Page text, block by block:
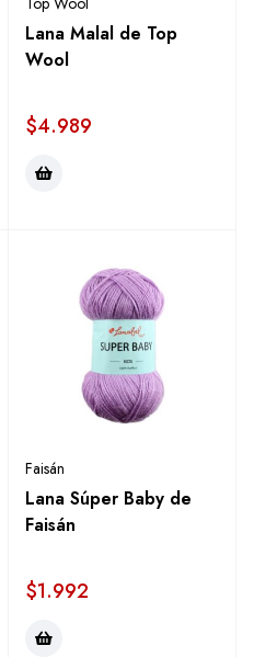
Lana Malal de Top
Wool
$4.989
Faisán
Lana Súper Baby de
Faisán
$1.992